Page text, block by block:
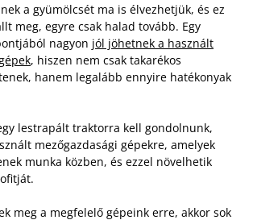
a gyümölcsét ma is élvezhetjük, és ez
meg, egyre csak halad tovább. Egy
nagyon jól jöhetnek a használt
, hiszen nem csak takarékos
hanem legalább ennyire hatékonyak
lestrapált traktorra kell gondolnunk,
mezőgazdasági gépekre, amelyek
munka közben, és ezzel növelhetik
meg a megfelelő gépeink erre, akkor sok